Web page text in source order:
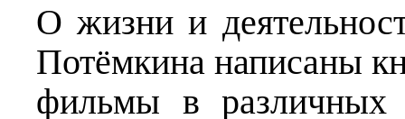
О жизни и
Потёмкина написаны
фильмы в различных